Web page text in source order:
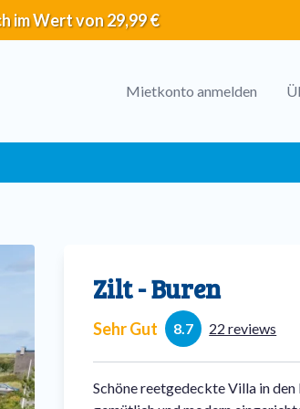
im Wert von 29,99 €
Header
Mietkonto anmelden
Zilt - Buren
Sehr Gut 8.7 22 reviews
Schöne reetgedeckte Villa in den